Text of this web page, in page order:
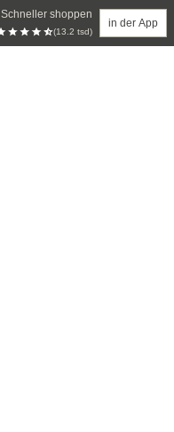
Schneller shoppen
(13.2 tsd)
in der App